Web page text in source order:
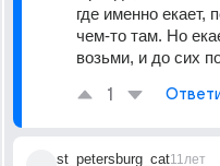
где именно екает,
чем-то там. Но
возьми, и до сих
1
st_petersburg_cat11лет